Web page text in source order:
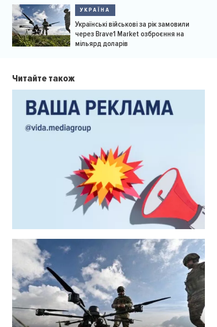
УКРАЇНА
Українські військові за рік замовили
через Brave1 Market озброєння на
мільярд доларів
Читайте також